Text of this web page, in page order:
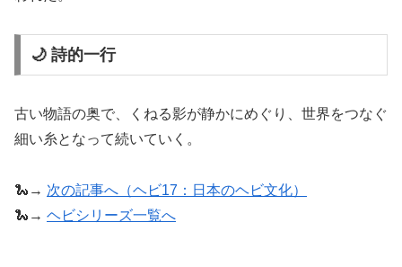
🌙 詩的一行
古い物語の奥で、くねる影が静かにめぐり、世界をつなぐ
細い糸となって続いていく。
🐍→ 次の記事へ（ヘビ17：日本のヘビ文化）
🐍→ ヘビシリーズ一覧へ